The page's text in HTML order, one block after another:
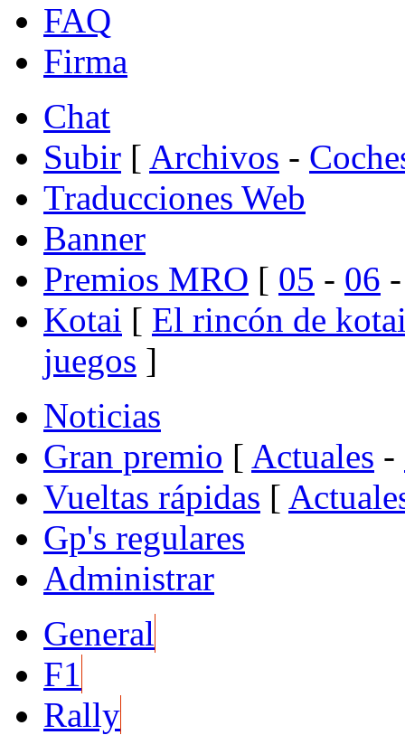
FAQ
Firma
Chat
Subir [ Archivos -
Traducciones Web
Banner
Premios MRO [ 05 - 06
Kotai [ El rincón de
juegos ]
Noticias
Gran premio [ Actuales -
Vueltas rápidas [
Gp's regulares
Administrar
General
F1
Rally